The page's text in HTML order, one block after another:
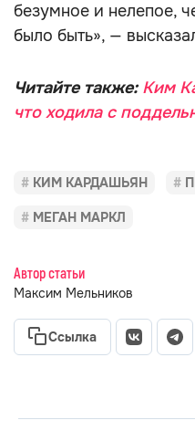
безумное и нелепое,
было быть», —
Читайте также: Ким
что ходила с
КИМ КАРДАШЬЯН
МЕГАН МАРКЛ
Автор статьи
Максим Мельников
Ссылка